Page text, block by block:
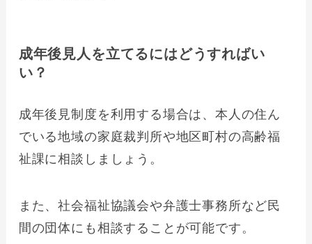
成年後見人を立てるにはどうすればい
い？
成年後見制度を利用する場合は、本人の住ん
でいる地域の家庭裁判所や地区町村の高齢福
祉課に相談しましょう。
また、社会福祉協議会や弁護士事務所など民
間の団体にも相談することが可能です。